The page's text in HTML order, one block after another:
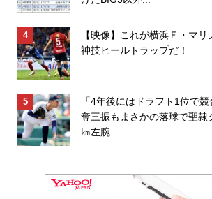
【映像】これが横浜Ｆ・マ
神技ヒールトラップだ！
「4年後にはドラフト1位で
奪三振もまさかの落球で聖隷
㎞左腕...